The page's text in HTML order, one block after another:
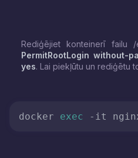
Rediģējiet konteinerī failu /
PermitRootLogin without-
yes. Lai piekļūtu un rediģētu
docker exec -it